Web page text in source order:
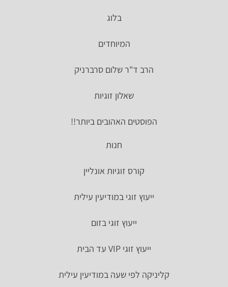
בלוג
המיוחדים
הרב ד"ר שלום סרברניק
שאלון זוגיות
הפוסטים האהובים ביותר!!
חנות
קורס זוגיות אונליין
ייעוץ זוגי במודיעין עילית
ייעוץ זוגי בזום
ייעוץ זוגי VIP עד הבית
קליניקה לפי שעה במודיעין עילית